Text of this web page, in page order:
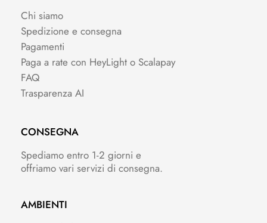
Chi siamo
Spedizione e consegna
Pagamenti
Paga a rate con HeyLight o Scalapay
FAQ
Trasparenza AI
CONSEGNA
Spediamo entro 1-2 giorni e
offriamo vari servizi di consegna.
AMBIENTI